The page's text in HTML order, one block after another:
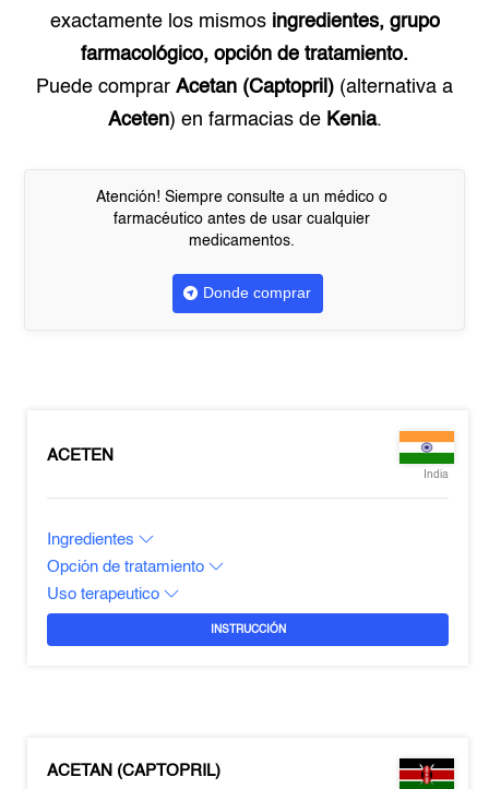
exactamente los mismos ingredientes, grupo
farmacológico, opción de tratamiento.
Puede comprar Acetan (Captopril) (alternativa a
Aceten) en farmacias de Kenia.
Atención! Siempre consulte a un médico o
farmacéutico antes de usar cualquier
medicamentos.
Donde comprar
ACETEN
India
Ingredientes
Opción de tratamiento
Uso terapeutico
INSTRUCCIÓN
ACETAN (CAPTOPRIL)